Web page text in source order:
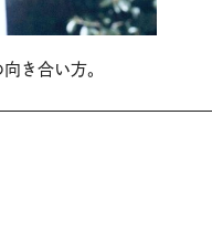
き合い方。